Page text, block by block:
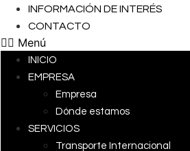
INFORMACIÓN DE INTERÉS
CONTACTO
Menú
INICIO
EMPRESA
Empresa
Dónde estamos
SERVICIOS
Transporte Internacional